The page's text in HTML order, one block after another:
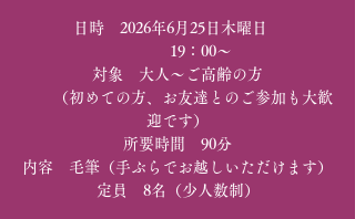
日時 2026年6月25日木曜日
19：00～
対象 大人～ご高齢の方
（初めての方、お友達とのご参加も大歓
迎です）
所要時間 90分
内容 毛筆（手ぶらでお越しいただけます）
定員 8名（少人数制）